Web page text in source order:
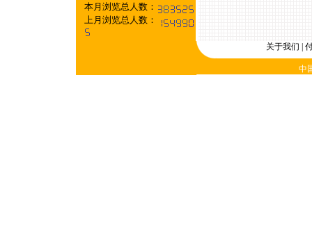
本月浏览总人数：
上月浏览总人数：
关于我们
中